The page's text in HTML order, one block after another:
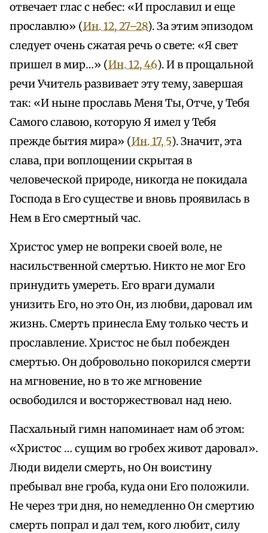
отвечает глас с небес: «И прославил и еще
прославлю» (Ин. 12, 27–28). За этим эпизодом
следует очень сжатая речь о свете: «Я свет
пришел в мир…» (Ин. 12, 46). И в прощальной
речи Учитель развивает эту тему, завершая
так: «И ныне прославь Меня Ты, Отче, у Тебя
Самого славою, которую Я имел у Тебя
прежде бытия мира» (Ин. 17, 5). Значит, эта
слава, при воплощении скрытая в
человеческой природе, никогда не покидала
Господа в Его существе и вновь проявилась в
Нем в Его смертный час.
Христос умер не вопреки своей воле, не
насильственной смертью. Никто не мог Его
принудить умереть. Его враги думали
унизить Его, но это Он, из любви, даровал им
жизнь. Смерть принесла Ему только честь и
прославление. Христос не был побежден
смертью. Он добровольно покорился смерти
на мгновение, но в то же мгновение
освободился и восторжествовал над нею.
Пасхальный гимн напоминает нам об этом:
«Христос … сущим во гробех живот даровал».
Люди видели смерть, но Он воистину
пребывал вне гроба, куда они Его положили.
Не через три дня, но немедленно Он смертию
смерть попрал и дал тем, кого любит, силу